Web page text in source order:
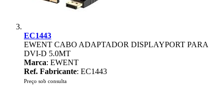
EC1443
EWENT CABO ADAPTADOR DISPLAYPORT PARA
DVI-D 5.0MT
Marca: EWENT
Ref. Fabricante: EC1443
Preço sob consulta